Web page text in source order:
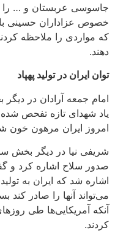
و … را اعتراف
حسینی باید
را ملاحظه کردند، حتماً
در تولید پهپاد
آرادان در دیگر بخش
تازه تفحص شده خان
مرهون خون شهدا است.
در دیگر بخش سخنان خود
اشاره کرد و گفت: هشت
که ایران به تولید انبوه
آنها را صادر کند بسیاری
طی روزهای اخیر